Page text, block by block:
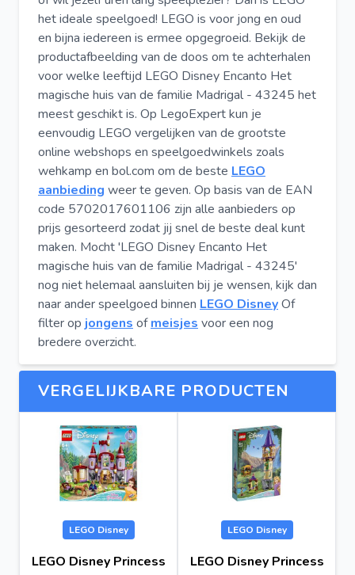
het ideale speelgoed! LEGO is voor jong en oud
en bijna iedereen is ermee opgegroeid. Bekijk de
productafbeelding van de doos om te achterhalen
voor welke leeftijd LEGO Disney Encanto Het
magische huis van de familie Madrigal - 43245 het
meest geschikt is. Op LegoExpert kun je
eenvoudig LEGO vergelijken van de grootste
online webshops en speelgoedwinkels zoals
wehkamp en bol.com om de beste LEGO
aanbieding weer te geven. Op basis van de EAN
code 5702017601106 zijn alle aanbieders op
prijs gesorteerd zodat jij snel de beste deal kunt
maken. Mocht 'LEGO Disney Encanto Het
magische huis van de familie Madrigal - 43245'
nog niet helemaal aansluiten bij je wensen, kijk dan
naar ander speelgoed binnen LEGO DisneyOf
filter op jongens ofmeisjes voor een nog
bredere overzicht.
VERGELIJKBARE PRODUCTEN
LEGO Disney
LEGO Disney Princess
LEGO Disney
LEGO Disney Princess